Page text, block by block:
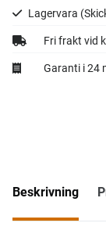
Lagervara
Fri frakt vid
Garanti i 24
Beskrivning